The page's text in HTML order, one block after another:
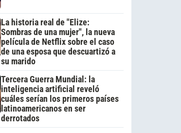
La historia real de "Elize:
Sombras de una mujer", la nueva
película de Netflix sobre el caso
de una esposa que descuartizó a
su marido
Tercera Guerra Mundial: la
inteligencia artificial reveló
cuáles serían los primeros países
latinoamericanos en ser
derrotados